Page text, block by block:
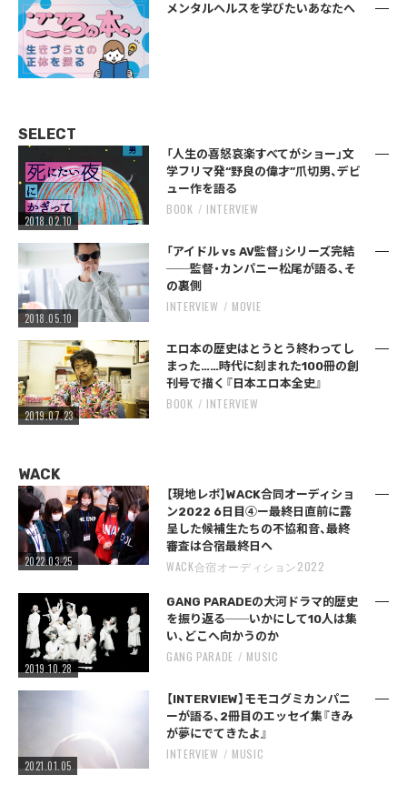
メンタルヘルスを学びたいあなたへ
SELECT
2018.02.10
「人生の喜怒哀楽すべてがショー」文
学フリマ発“野良の偉才”爪切男、デビ
ュー作を語る
BOOK INTERVIEW
2018.05.10
「アイドル vs AV監督」シリーズ完結
──監督・カンパニー松尾が語る、そ
の裏側
INTERVIEW MOVIE
2019.07.23
エロ本の歴史はとうとう終わってし
まった……時代に刻まれた100冊の創
刊号で描く『日本エロ本全史』
BOOK INTERVIEW
WACK
2022.03.25
【現地レポ】WACK合同オーディショ
ン2022 6日目④ー最終日直前に露
呈した候補生たちの不協和音、最終
審査は合宿最終日へ
WACK合宿オーディション2022
2019.10.28
GANG PARADEの大河ドラマ的歴史
を振り返る──いかにして10人は集
い、どこへ向かうのか
GANG PARADE MUSIC
2021.01.05
【INTERVIEW】モモコグミカンパニ
ーが語る、2冊目のエッセイ集『きみ
が夢にでてきたよ』
INTERVIEW MUSIC